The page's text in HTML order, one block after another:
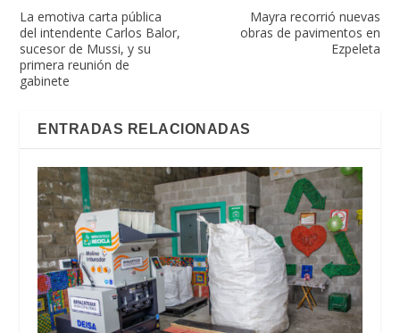
La emotiva carta pública
del intendente Carlos Balor,
sucesor de Mussi, y su
primera reunión de
gabinete
Mayra recorrió nuevas
obras de pavimentos en
Ezpeleta
ENTRADAS RELACIONADAS